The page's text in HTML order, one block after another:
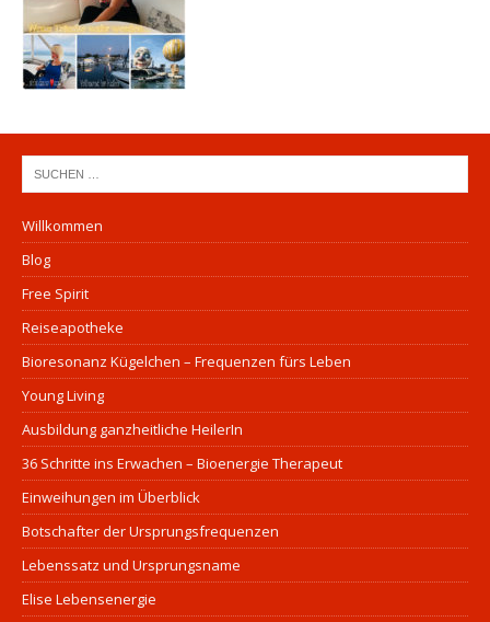
Willkommen
Blog
Free Spirit
Reiseapotheke
Bioresonanz Kügelchen – Frequenzen fürs Leben
Young Living
Ausbildung ganzheitliche HeilerIn
36 Schritte ins Erwachen – Bioenergie Therapeut
Einweihungen im Überblick
Botschafter der Ursprungsfrequenzen
Lebenssatz und Ursprungsname
Elise Lebensenergie